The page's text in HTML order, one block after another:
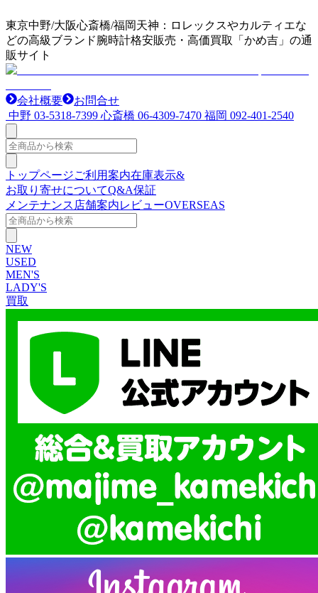
東京中野/大阪心斎橋/福岡天神：ロレックスやカルティエな
どの高級ブランド腕時計格安販売・高価買取「かめ吉」の通
販サイト
会社概要
お問合せ
中野 03-5318-7399 心斎橋 06-4309-7470 福岡 092-401-2540
トップページご利用案内在庫表示&
お取り寄せについてQ&A保証
メンテナンス 店舗案内レビューOVERSEAS
NEW
USED
MEN'S
LADY'S
買取